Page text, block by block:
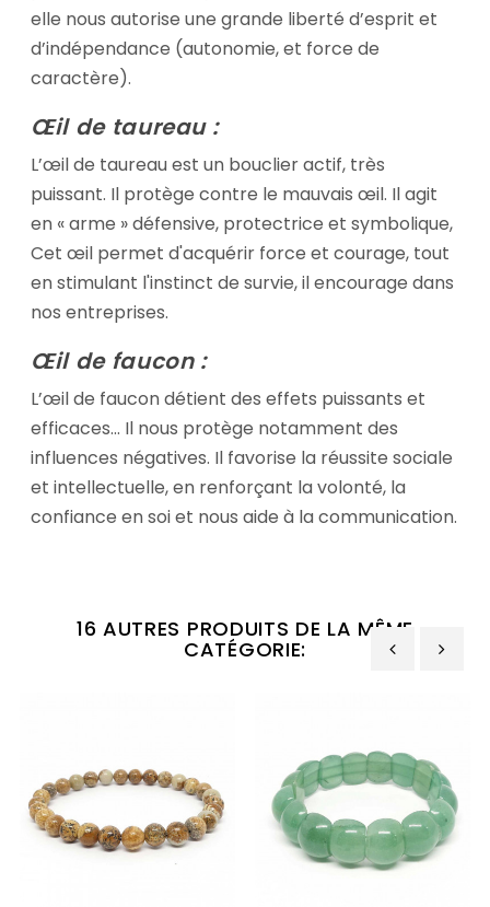
elle nous autorise une grande liberté d’esprit et
d’indépendance (autonomie, et force de
caractère).
Œil de taureau :
L’œil de taureau est un bouclier actif, très
puissant. Il protège contre le mauvais œil. Il agit
en « arme » défensive, protectrice et symbolique,
Cet œil permet d'acquérir force et courage, tout
en stimulant l'instinct de survie, il encourage dans
nos entreprises.
Œil de faucon :
L’œil de faucon détient des effets puissants et
efficaces... Il nous protège notamment des
influences négatives. Il favorise la réussite sociale
et intellectuelle, en renforçant la volonté, la
confiance en soi et nous aide à la communication.
16 AUTRES PRODUITS DE LA MÊME
CATÉGORIE: